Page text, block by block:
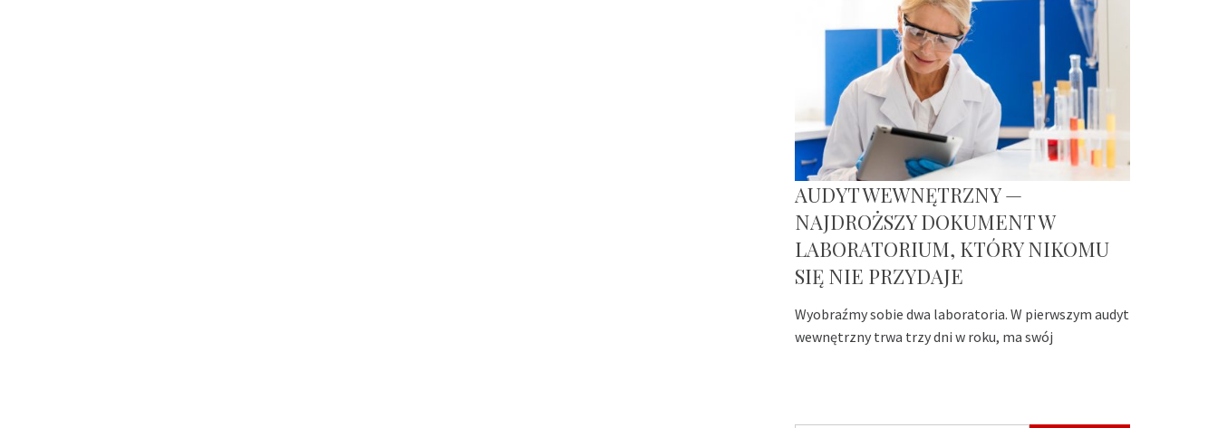
AUDYT WEWNĘTRZNY —
NAJDROŻSZY DOKUMENT W
LABORATORIUM, KTÓRY NIKOMU
SIĘ NIE PRZYDAJE
Wyobraźmy sobie dwa laboratoria. W pierwszym audyt
wewnętrzny trwa trzy dni w roku, ma swój